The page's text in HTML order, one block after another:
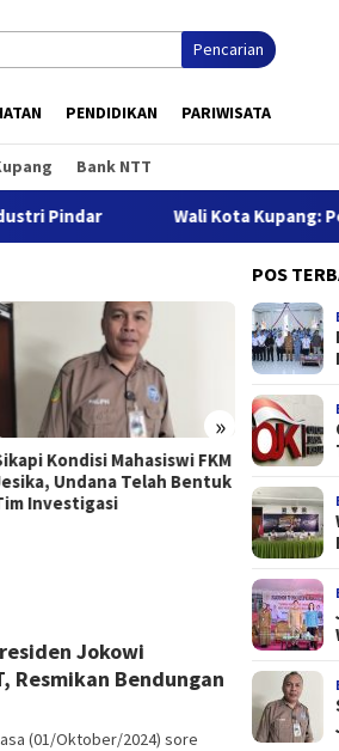
Pencarian
PENDIDIKAN PARIWISATA
Bank NTT
Wali Kota Kupang: Pers
»
Kondisi Mahasiswi FKM
Undana Telah Bentuk
Investigasi
Buka
Jeffry:
Prioritas
Jokowi
Resmikan Bendungan
(01/Oktober/2024) sore
POS